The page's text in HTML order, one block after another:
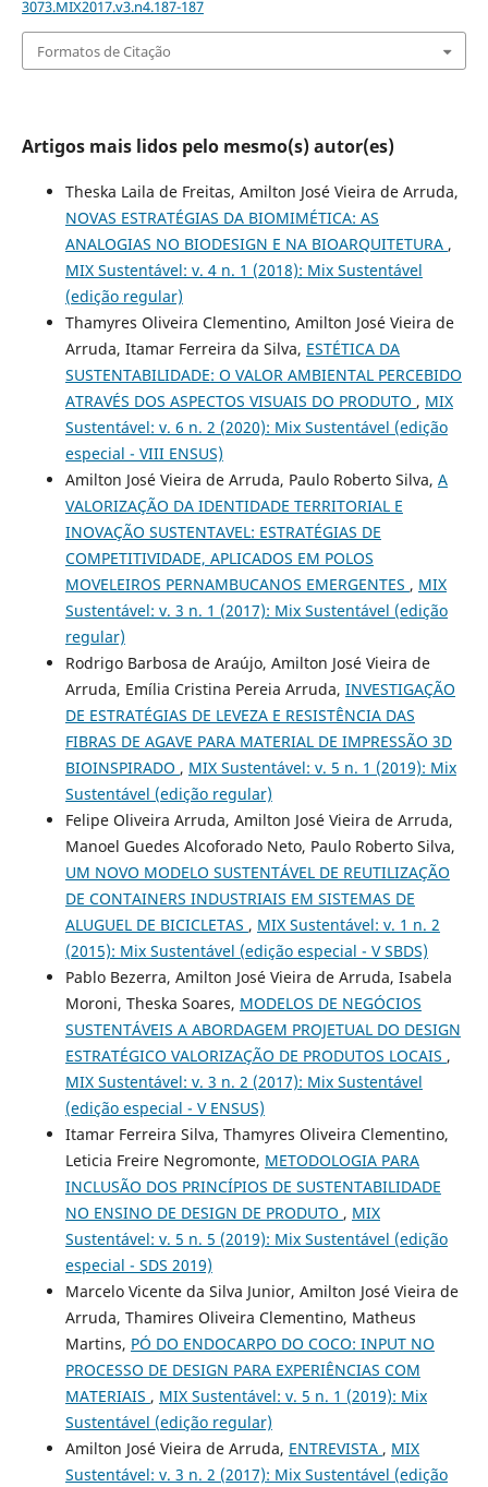
3073.MIX2017.v3.n4.187-187
Formatos de Citação
Artigos mais lidos pelo mesmo(s) autor(es)
Theska Laila de Freitas, Amilton José Vieira de Arruda,
NOVAS ESTRATÉGIAS DA BIOMIMÉTICA: AS
ANALOGIAS NO BIODESIGN E NA BIOARQUITETURA ,
MIX Sustentável: v. 4 n. 1 (2018): Mix Sustentável
(edição regular)
Thamyres Oliveira Clementino, Amilton José Vieira de
Arruda, Itamar Ferreira da Silva, ESTÉTICA DA
SUSTENTABILIDADE: O VALOR AMBIENTAL PERCEBIDO
ATRAVÉS DOS ASPECTOS VISUAIS DO PRODUTO , MIX
Sustentável: v. 6 n. 2 (2020): Mix Sustentável (edição
especial - VIII ENSUS)
Amilton José Vieira de Arruda, Paulo Roberto Silva, A
VALORIZAÇÃO DA IDENTIDADE TERRITORIAL E
INOVAÇÃO SUSTENTAVEL: ESTRATÉGIAS DE
COMPETITIVIDADE, APLICADOS EM POLOS
MOVELEIROS PERNAMBUCANOS EMERGENTES , MIX
Sustentável: v. 3 n. 1 (2017): Mix Sustentável (edição
regular)
Rodrigo Barbosa de Araújo, Amilton José Vieira de
Arruda, Emília Cristina Pereia Arruda, INVESTIGAÇÃO
DE ESTRATÉGIAS DE LEVEZA E RESISTÊNCIA DAS
FIBRAS DE AGAVE PARA MATERIAL DE IMPRESSÃO 3D
BIOINSPIRADO , MIX Sustentável: v. 5 n. 1 (2019): Mix
Sustentável (edição regular)
Felipe Oliveira Arruda, Amilton José Vieira de Arruda,
Manoel Guedes Alcoforado Neto, Paulo Roberto Silva,
UM NOVO MODELO SUSTENTÁVEL DE REUTILIZAÇÃO
DE CONTAINERS INDUSTRIAIS EM SISTEMAS DE
ALUGUEL DE BICICLETAS , MIX Sustentável: v. 1 n. 2
(2015): Mix Sustentável (edição especial - V SBDS)
Pablo Bezerra, Amilton José Vieira de Arruda, Isabela
Moroni, Theska Soares, MODELOS DE NEGÓCIOS
SUSTENTÁVEIS A ABORDAGEM PROJETUAL DO DESIGN
ESTRATÉGICO VALORIZAÇÃO DE PRODUTOS LOCAIS ,
MIX Sustentável: v. 3 n. 2 (2017): Mix Sustentável
(edição especial - V ENSUS)
Itamar Ferreira Silva, Thamyres Oliveira Clementino,
Leticia Freire Negromonte, METODOLOGIA PARA
INCLUSÃO DOS PRINCÍPIOS DE SUSTENTABILIDADE
NO ENSINO DE DESIGN DE PRODUTO , MIX
Sustentável: v. 5 n. 5 (2019): Mix Sustentável (edição
especial - SDS 2019)
Marcelo Vicente da Silva Junior, Amilton José Vieira de
Arruda, Thamires Oliveira Clementino, Matheus
Martins, PÓ DO ENDOCARPO DO COCO: INPUT NO
PROCESSO DE DESIGN PARA EXPERIÊNCIAS COM
MATERIAIS , MIX Sustentável: v. 5 n. 1 (2019): Mix
Sustentável (edição regular)
Amilton José Vieira de Arruda, ENTREVISTA , MIX
Sustentável: v. 3 n. 2 (2017): Mix Sustentável (edição